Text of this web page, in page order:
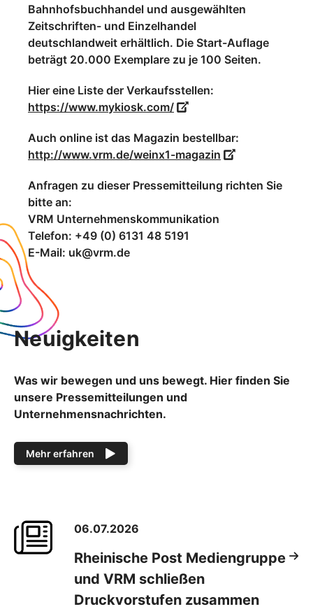
Bahnhofsbuchhandel und ausgewählten
Zeitschriften- und Einzelhandel
deutschlandweit erhältlich. Die Start-Auflage
beträgt 20.000 Exemplare zu je 100 Seiten.
Hier eine Liste der Verkaufsstellen:
https://www.mykiosk.com/
Auch online ist das Magazin bestellbar:
http://www.vrm.de/weinx1-magazin
Anfragen zu dieser Pressemitteilung richten Sie
bitte an:
VRM Unternehmenskommunikation
Telefon: +49 (0) 6131 48 5191
E-Mail: uk@vrm.de
Neuigkeiten
Was wir bewegen und uns bewegt. Hier finden Sie
unsere Pressemitteilungen und
Unternehmensnachrichten.
Mehr erfahren
06.07.2026
Rheinische Post Mediengruppe
und VRM schließen
Druckvorstufen zusammen